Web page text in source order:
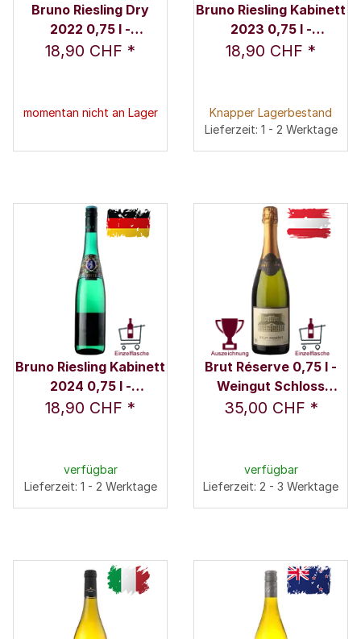
Bruno Riesling Dry
2022 0,75 l -
Karthäuserhof
18,90 CHF *
momentan nicht an Lager
Bruno Riesling Kabinett
2023 0,75 l -
Karthäuserhof
18,90 CHF *
Knapper Lagerbestand
Lieferzeit: 1 - 2 Werktage
Bruno Riesling Kabinett
2024 0,75 l -
Karthäuserhof
18,90 CHF *
verfügbar
Lieferzeit: 1 - 2 Werktage
Brut Réserve 0,75 l -
Weingut Schloss
Gobelsburg
35,00 CHF *
verfügbar
Lieferzeit: 2 - 3 Werktage